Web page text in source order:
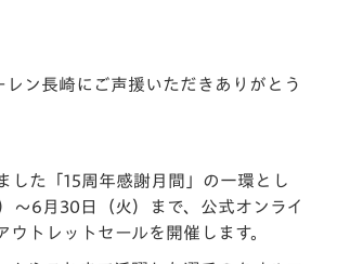
レン長崎にご声援いただきありがとう
した「15周年感謝月間」の一環とし
～6月30日（火）まで、公式オンライ
ウトレットセールを開催します。